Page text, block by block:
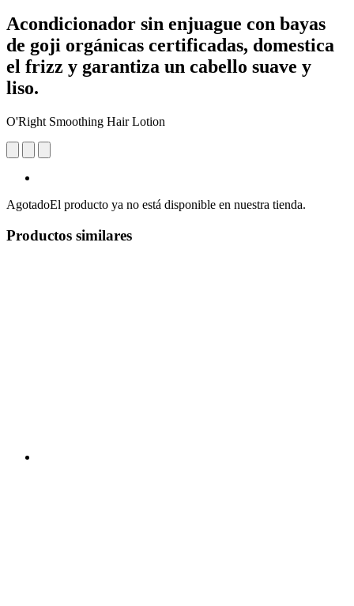
Acondicionador sin enjuague con bayas
de goji orgánicas certificadas, domestica
el frizz y garantiza un cabello suave y
liso.
O'Right Smoothing Hair Lotion
AgotadoEl producto ya no está disponible en nuestra tienda.
Productos similares